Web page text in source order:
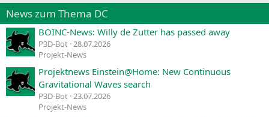
News zum Thema DC
BOINC-News: Willy de Zutter has passed away
P3D-Bot 28.07.2026
Projekt-News
Projektnews Einstein@Home: New Continuous
Gravitational Waves search
P3D-Bot 23.07.2026
Projekt-News